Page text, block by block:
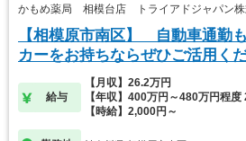
かもめ薬局 相模台店 トライアドジャパン株
【相模原市南区】 自動車通勤
カーをお持ちならぜひご活用く
給与
【月収】26.2万円
【年収】400万円～480万円程
【時給】2,000円～